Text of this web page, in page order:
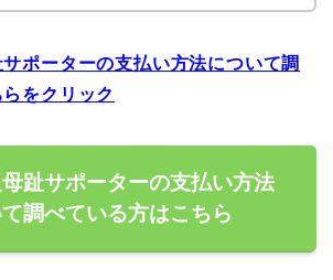
ポーターの支払い方法について調
をクリック
趾サポーターの支払い方法
調べている方はこちら